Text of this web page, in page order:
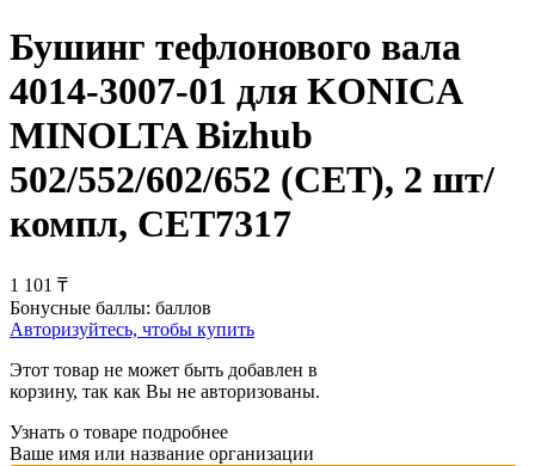
Бушинг тефлонового вала
4014-3007-01 для KONICA
MINOLTA Bizhub
502/552/602/652 (CET), 2 шт/
компл, CET7317
1 101 ₸
Бонусные баллы: баллов
Авторизуйтесь, чтобы купить
Этот товар не может быть добавлен в
корзину, так как Вы не авторизованы.
Узнать о товаре подробнее
Ваше имя или название организации